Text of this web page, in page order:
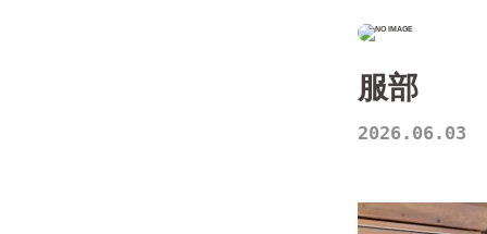
服部
2026.06.03